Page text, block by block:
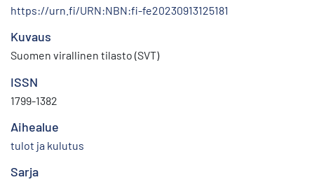
https://urn.fi/URN:NBN:fi-fe20230913125181
Kuvaus
Suomen virallinen tilasto (SVT)
ISSN
1799-1382
Aihealue
tulot ja kulutus
Sarja